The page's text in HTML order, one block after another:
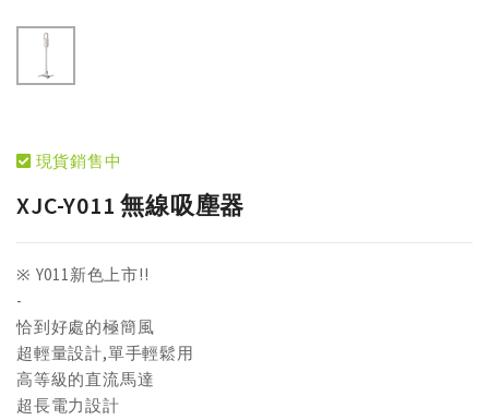
現貨銷售中
XJC-Y011 無線吸塵器
※ Y011新色上市!!
-
恰到好處的極簡風
超輕量設計,單手輕鬆用
高等級的直流馬達
超長電力設計